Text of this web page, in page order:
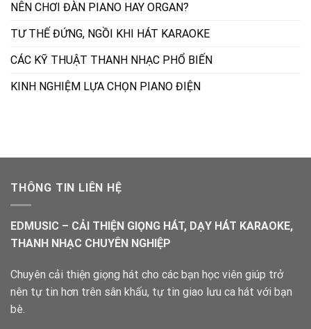
NÊN CHƠI ĐÀN PIANO HAY ORGAN?
TƯ THẾ ĐỨNG, NGỒI KHI HÁT KARAOKE
CÁC KỸ THUẬT THANH NHẠC PHỔ BIẾN
KINH NGHIỆM LỰA CHỌN PIANO ĐIỆN
THÔNG TIN LIÊN HỆ
EDMUSIC – CẢI THIỆN GIỌNG HÁT, DẠY HÁT KARAOKE,
THANH NHẠC CHUYÊN NGHIỆP
Chuyên cải thiện giọng hát cho các bạn học viên giúp trở
nên tự tin hơn trên sân khấu, tự tin giao lưu ca hát với bạn
bè.